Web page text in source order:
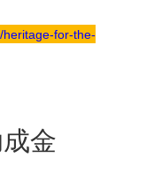
heritage-for-the-
金